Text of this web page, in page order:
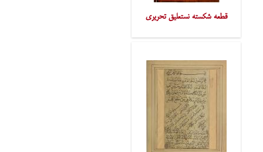
قطعه شکسته نستعلیق تحریری